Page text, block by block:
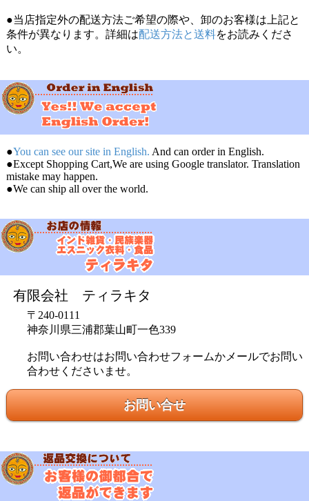
●当店指定外の配送方法ご希望の際や、卸のお客様は上記と
条件が異なります。詳細は配送方法と送料をお読みくださ
い。
●You can see our site in English. And can order in English.
●Except Shopping Cart,We are using Google translator. Translation
mistake may happen.
●We can ship all over the world.
有限会社 ティラキタ
〒240-0111
神奈川県三浦郡葉山町一色339
お問い合わせはお問い合わせフォームかメールでお問い
合わせくださいませ。
お問い合せ